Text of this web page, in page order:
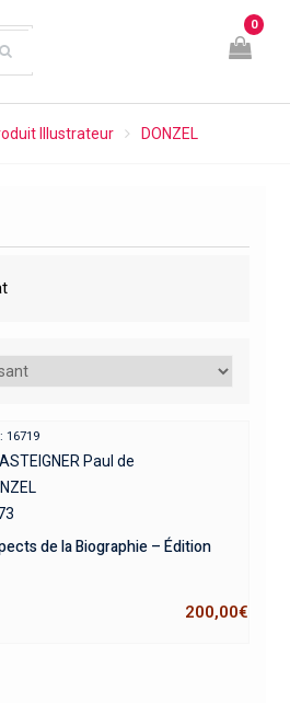
0
Illustrateur DONZEL
16719
Paul de
de la Biographie – Édition
200,00€